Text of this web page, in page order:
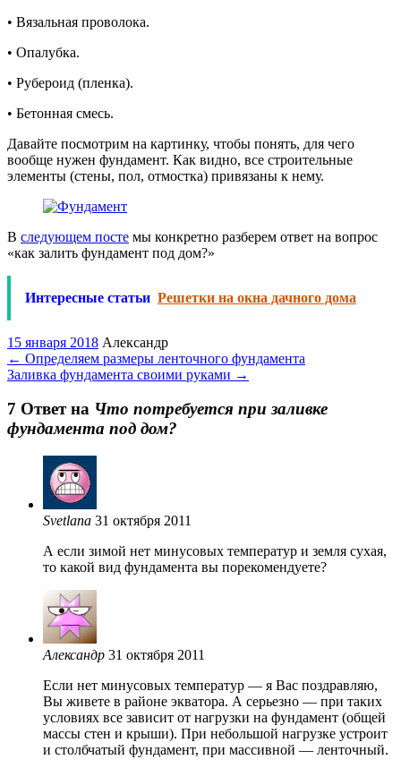
• Вязальная проволока.
• Опалубка.
• Рубероид (пленка).
• Бетонная смесь.
Давайте посмотрим на картинку, чтобы понять, для чего
вообще нужен фундамент. Как видно, все строительные
элементы (стены, пол, отмостка) привязаны к нему.
В следующем посте мы конкретно разберем ответ на вопрос
«как залить фундамент под дом?»
Интересные статьи Решетки на окна дачного дома
15 января 2018 Александр
← Определяем размеры ленточного фундамента
Заливка фундамента своими руками →
7 Oтвет на Что потребуется при заливке
фундамента под дом?
Svetlana 31 октября 2011
А если зимой нет минусовых температур и земля сухая,
то какой вид фундамента вы порекомендуете?
Александр 31 октября 2011
Если нет минусовых температур — я Вас поздравляю,
Вы живете в районе экватора. А серьезно — при таких
условиях все зависит от нагрузки на фундамент (общей
массы стен и крыши). При небольшой нагрузке устроит
и столбчатый фундамент, при массивной — ленточный.